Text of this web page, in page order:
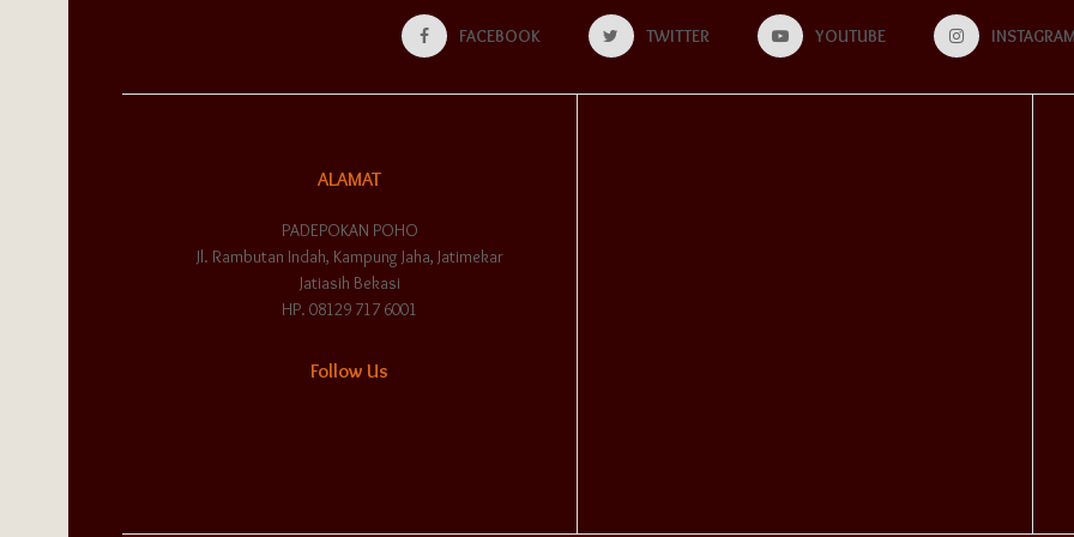
FACEBOOK TWITTER YOUTUBE INSTAGRAM
ALAMAT
PADEPOKAN POHO
Jl. Rambutan Indah, Kampung Jaha, Jatimekar
Jatiasih Bekasi
HP. 08129 717 6001
Follow Us